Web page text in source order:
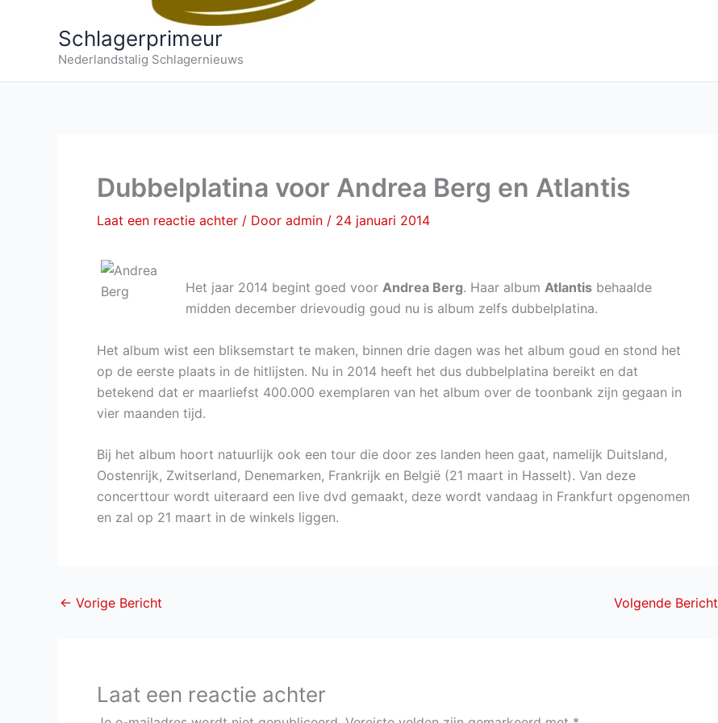
Schlagerprimeur
Nederlandstalig Schlagernieuws
Dubbelplatina voor Andrea Berg en Atlantis
Laat een reactie achter / Door admin / 24 januari 2014
Het jaar 2014 begint goed voor Andrea Berg. Haar album Atlantis behaalde
midden december drievoudig goud nu is album zelfs dubbelplatina.
Het album wist een bliksemstart te maken, binnen drie dagen was het album goud en stond het
op de eerste plaats in de hitlijsten. Nu in 2014 heeft het dus dubbelplatina bereikt en dat
betekend dat er maarliefst 400.000 exemplaren van het album over de toonbank zijn gegaan in
vier maanden tijd.
Bij het album hoort natuurlijk ook een tour die door zes landen heen gaat, namelijk Duitsland,
Oostenrijk, Zwitserland, Denemarken, Frankrijk en België (21 maart in Hasselt). Van deze
concerttour wordt uiteraard een live dvd gemaakt, deze wordt vandaag in Frankfurt opgenomen
en zal op 21 maart in de winkels liggen.
← Vorige Bericht Volgende Bericht
Laat een reactie achter